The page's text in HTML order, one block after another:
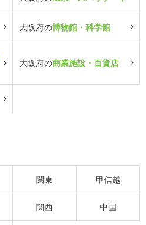
大阪府の博物館・科学館
大阪府の商業施設・百貨店
関東 甲信越
関西 中国